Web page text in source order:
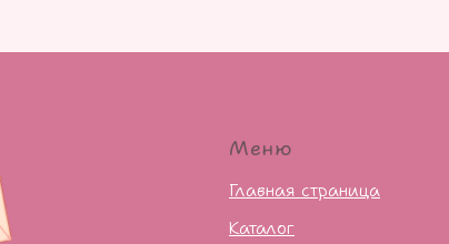
Меню
Главная страница
Каталог